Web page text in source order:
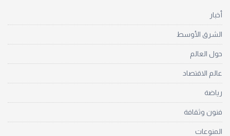
أخبار
الشرق الأوسط
حول العالم
عالم الاقتصاد
رياضة
فنون وثقافة
المنوعات